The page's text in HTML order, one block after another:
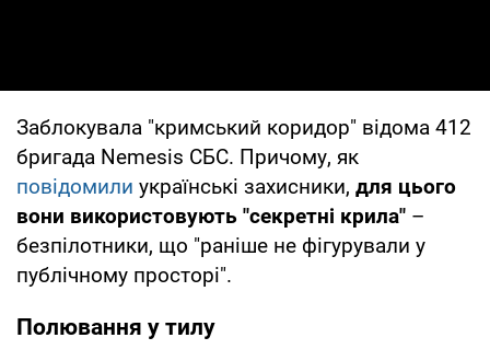
Заблокувала "кримський коридор" відома 412
бригада Nemesis СБС. Причому, як
повідомили українські захисники, для цього
вони використовують "секретні крила" –
безпілотники, що "раніше не фігурували у
публічному просторі".
Полювання у тилу